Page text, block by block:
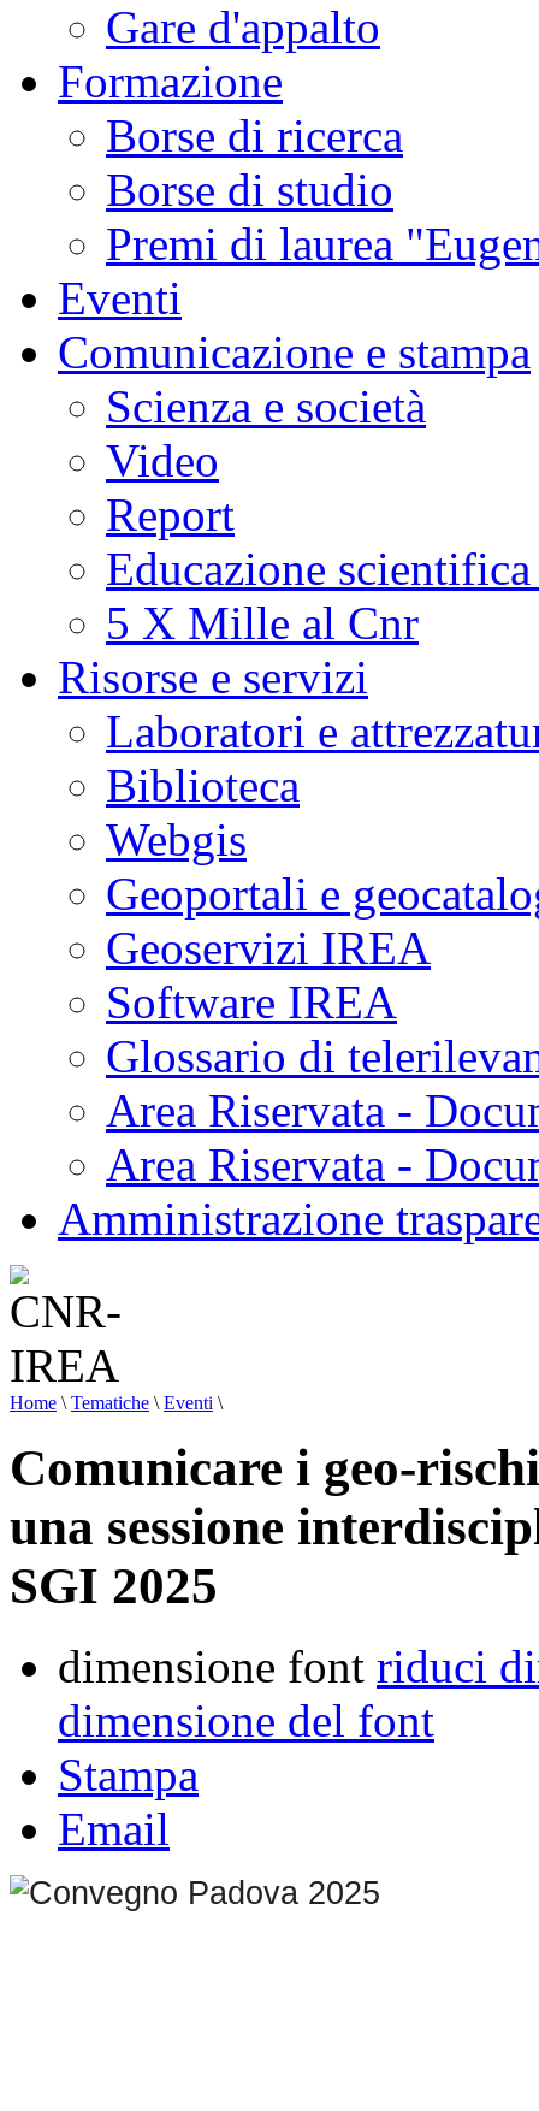
Gare d'appalto
Formazione
Borse di ricerca
Borse di studio
Premi di laurea
Eventi
Comunicazione e stampa
Scienza e società
Video
Report
Educazione
5 X Mille al Cnr
Risorse e servizi
Laboratori e
Biblioteca
Webgis
Geoportali e
Geoservizi IREA
Software IREA
Glossario di
Area Riservata -
Area Riservata -
Amministrazione
Home \ Tematiche \ Eventi \
Comunicare i geo-
una sessione
SGI 2025
dimensione font riduci
dimensione del font
Stampa
Email